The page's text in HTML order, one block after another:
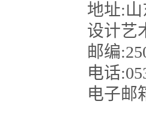
地址:
设计艺
邮编
电话
电子邮